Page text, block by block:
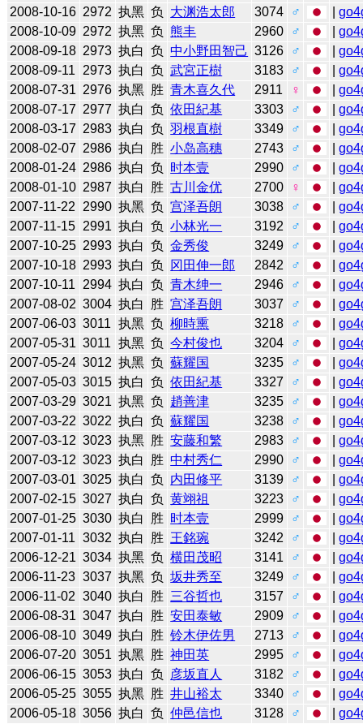
2008-10-16 2972 执黑 负 大渊浩太郎 3074 ♂ |
2008-10-09 2972 执黑 负 熊丰 2960 ♂ |
2008-09-18 2973 执白 负 中小野田智己 3126 ♂ |
2008-09-11
2973 执白 负 武宮正樹 3183 ♂ |
2008-07-31 2976 执黑 胜 青木喜久代 2911 ♀ |
2008-07-17 2977 执白 负 依田紀基 3303 ♂ |
2008-03-17 2983 执白 负 羽根直樹 3349 ♂ |
2008-02-07 2986 执白 胜 小岛高穗 2743 ♂ |
2008-01-24 2986 执白 负 时本壹 2990 ♂ |
2008-01-10 2987 执白 胜 古川金优 2700 ♀ |
2007-11-22
2990 执黑 负 宫泽吾朗 3038 ♂ |
2007-11-15 2991 执白 负 小林光一 3192 ♂ |
2007-10-25 2993 执白 负 金秀俊 3249 ♂ |
2007-10-18 2993 执白 负 冈田伸一郎 2842 ♂ |
2007-10-11
2994 执白 负 青木绅一 2946 ♂ |
2007-08-02 3004 执白 胜 宫泽吾朗 3037 ♂ |
2007-06-03 3011 执黑 负 柳時熏 3218 ♂ |
2007-05-31 3011 执黑 负 今村俊也 3204 ♂ |
2007-05-24 3012 执黑 负 蘇耀国 3235 ♂ |
2007-05-03 3015 执白 负 依田紀基 3327 ♂ |
2007-03-29 3021 执黑 负 趙善津 3235 ♂ |
2007-03-22 3022 执白 负 蘇耀国 3238 ♂ |
2007-03-12 3023 执黑 胜 安藤和繁 2983 ♂ |
2007-03-12 3023 执白 胜 中村秀仁 2990 ♂ |
2007-03-01 3025 执白 负 内田修平 3139 ♂ |
2007-02-15 3027 执白 负 黄翊祖 3223 ♂ |
2007-01-25 3030 执白 胜 时本壹 2999 ♂ |
2007-01-11 3032 执白 胜 王銘琬 3242 ♂ |
2006-12-21 3034 执黑 负 横田茂昭 3141 ♂ |
2006-11-23 3037 执黑 负 坂井秀至 3249 ♂ |
2006-11-02 3040 执白 胜 三谷哲也 3157 ♂ |
2006-08-31 3047 执白 胜 安田泰敏 2909 ♂ |
2006-08-10 3049 执白 胜 铃木伊佐男 2713 ♂ |
2006-07-20 3051 执黑 胜 神田英 2995 ♂ |
2006-06-15 3053 执白 负 彦坂直人 3182 ♂ |
2006-05-25 3055 执黑 胜 井山裕太 3340 ♂ |
2006-05-18 3056 执白 负 仲邑信也 3128 ♂ |